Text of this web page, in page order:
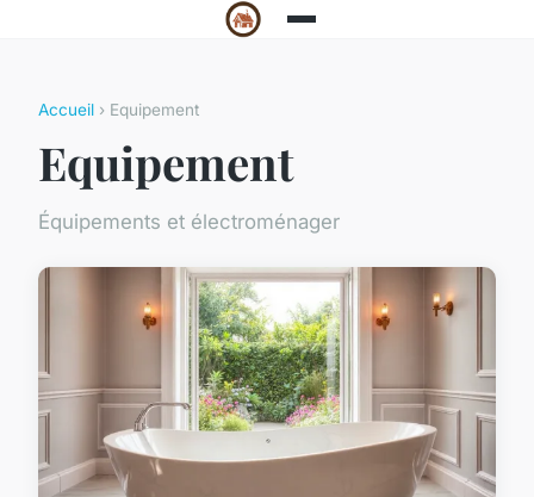
Accueil › Equipement
Equipement
Équipements et électroménager